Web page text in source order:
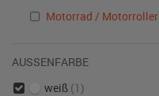
Motorrad / Motorroller
AUSSENFARBE
weiß (1)